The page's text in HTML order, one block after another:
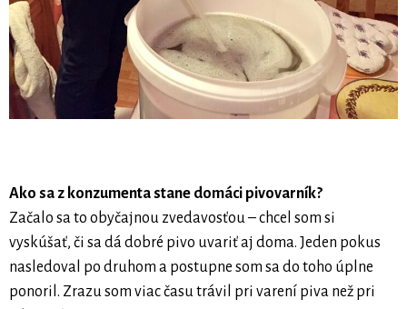
Ako sa z konzumenta stane domáci pivovarník?
Začalo sa to obyčajnou zvedavosťou – chcel som si
vyskúšať, či sa dá dobré pivo uvariť aj doma. Jeden pokus
nasledoval po druhom a postupne som sa do toho úplne
ponoril. Zrazu som viac času trávil pri varení piva než pri